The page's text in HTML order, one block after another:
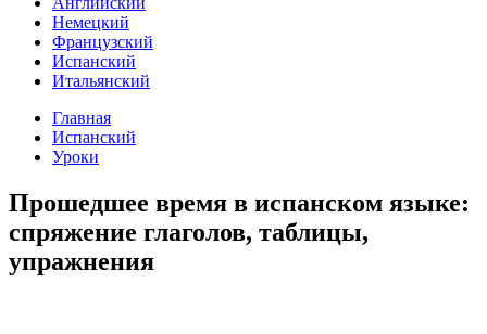
Немецкий
Французский
Испанский
Итальянский
Главная
Испанский
Уроки
Прошедшее время в испанском языке:
спряжение глаголов, таблицы,
упражнения